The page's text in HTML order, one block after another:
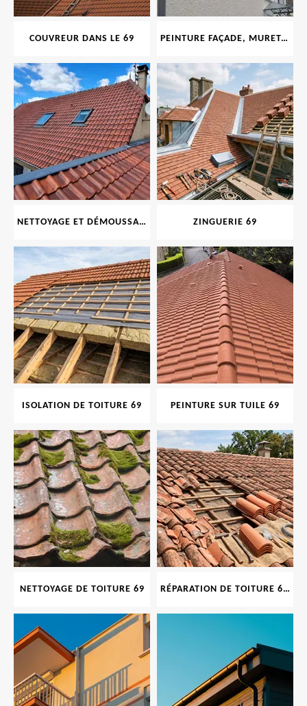
COUVREUR DANS LE 69 PEINTURE FAÇADE, MURET, TOITURE, BOISERIE, FERRONERIE, GOUTTIÈRE 69
NETTOYAGE ET DÉMOUSSAGE DE TOITURE ET FAÇADE 69 ZINGUERIE 69
ISOLATION DE TOITURE 69 PEINTURE SUR TUILE 69
NETTOYAGE DE TOITURE 69 RÉPARATION DE TOITURE 69 RHONE, TUILES CASSÉES OU ABIMÉES